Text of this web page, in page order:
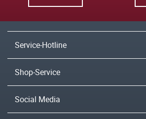
Service-Hotline
Shop-Service
Social Media